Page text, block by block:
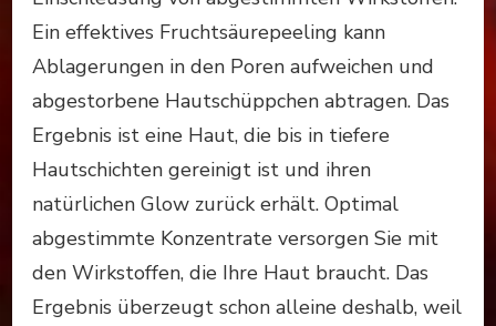
Ein effektives Fruchtsäurepeeling kann
Ablagerungen in den Poren aufweichen und
abgestorbene Hautschüppchen abtragen. Das
Ergebnis ist eine Haut, die bis in tiefere
Hautschichten gereinigt ist und ihren
natürlichen Glow zurück erhält. Optimal
abgestimmte Konzentrate versorgen Sie mit
den Wirkstoffen, die Ihre Haut braucht. Das
Ergebnis überzeugt schon alleine deshalb, weil